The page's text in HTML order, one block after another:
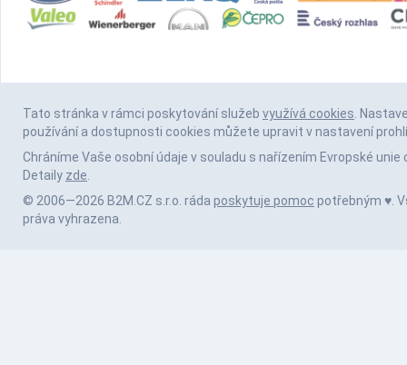
Tato stránka v rámci poskytování služeb využívá cookies.
používání a dostupnosti cookies můžete upravit v nastavení
Chráníme Vaše osobní údaje v souladu s nařízením Evropské unie
Detaily zde.
© 2006—2026 B2M.CZ s.r.o. ráda poskytuje pomoc potřebným ♥️.
práva vyhrazena.